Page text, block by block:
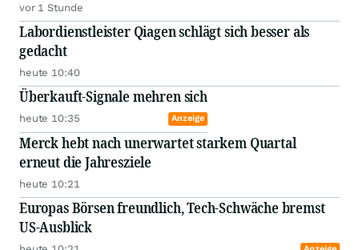
vor 1 Stunde
Labordienstleister Qiagen schlägt sich besser als
gedacht
heute 10:40
Überkauft-Signale mehren sich
heute 10:35 Anzeige
Merck hebt nach unerwartet starkem Quartal
erneut die Jahresziele
heute 10:21
Europas Börsen freundlich, Tech-Schwäche bremst
US-Ausblick